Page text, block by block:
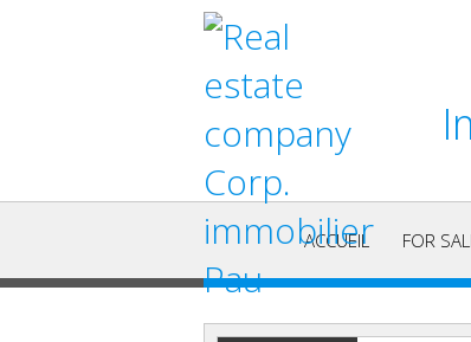
ACCUEIL FOR